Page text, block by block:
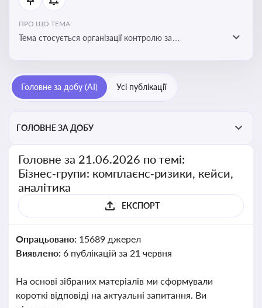
ПРО ЩО ТЕМА:
Тема стосується організації контролю за
Головне за добу (AI) Усі публікації
ГОЛОВНЕ ЗА ДОБУ
Головне за 21.06.2026 по темі:
Бізнес‑групи: комплаєнс‑ризики, кейси,
аналітика
ЕКСПОРТ
Опрацьовано: 15689 джерел
Виявлено: 6 публікацій за 21 червня
На основі зібраних матеріалів ми сформували
короткі відповіді на актуальні запитання. Ви